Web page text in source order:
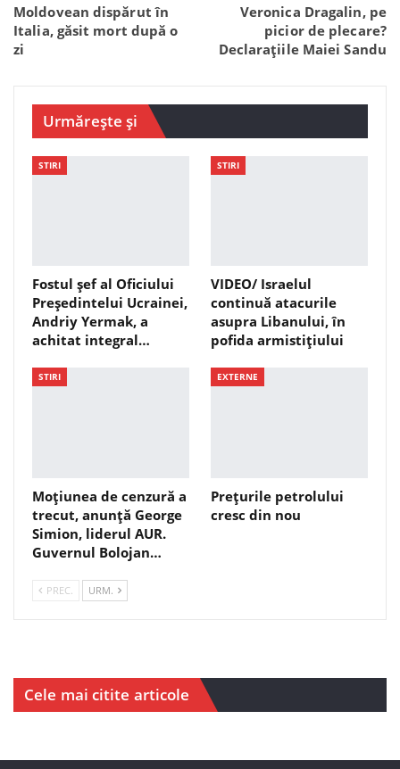
Moldovean dispărut în
Italia, găsit mort după o
zi
Veronica Dragalin, pe
picior de plecare?
Declarațiile Maiei Sandu
Urmărește și
STIRI
Fostul șef al Oficiului
Președintelui Ucrainei,
Andriy Yermak, a
achitat integral…
STIRI
VIDEO/ Israelul
continuă atacurile
asupra Libanului, în
pofida armistițiului
STIRI
Moțiunea de cenzură a
trecut, anunță George
Simion, liderul AUR.
Guvernul Bolojan…
EXTERNE
Prețurile petrolului
cresc din nou
PREC. URM.
Cele mai citite articole